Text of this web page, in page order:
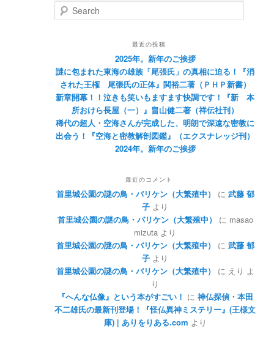
Search
最近の投稿
2025年。新年のご挨拶
謎に包まれた東海の雄族「尾張氏」の真相に迫る！『消
された王権 尾張氏の正体』関裕二著（ＰＨＰ新書）
新章開幕！！泣きも笑いもますます快調です！『新 本
所おけら長屋（一）』畠山健二著（祥伝社刊）
稀代の超人・空海さんが完成した、明朗で深遠な密教に
出会う！『空海と密教解剖図鑑』（エクスナレッジ刊）
2024年。新年のご挨拶
最近のコメント
首里城公園の謎の鳥・バリケン（大繁殖中） に 武藤 郁
子 より
首里城公園の謎の鳥・バリケン（大繁殖中）
に masao
mizuta より
首里城公園の謎の鳥・バリケン（大繁殖中）
に 武藤 郁
子 より
首里城公園の謎の鳥・バリケン（大繁殖中）
に えり よ
り
『へんな仏像』という本がすごい！ に 神仏探偵・本田
不二雄氏の最新刊登場！『怪仏異神ミステリー』(王様文
庫) | ありをりある.com より